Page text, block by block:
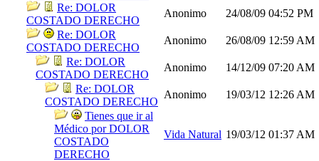
Re: DOLOR
COSTADO DERECHO
Anonimo 24/08/09 04:52 PM
Re: DOLOR
COSTADO DERECHO
Anonimo 26/08/09 12:59 AM
Re: DOLOR
COSTADO DERECHO
Anonimo 14/12/09 07:20 AM
Re: DOLOR
COSTADO DERECHO
Anonimo 19/03/12 12:26 AM
Tienes que ir al
Médico por DOLOR
COSTADO
DERECHO
Vida Natural 19/03/12 01:37 AM